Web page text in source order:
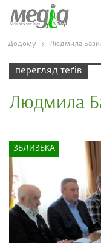
Додому Людмила
перегляд теґів
Людмила
ЗБЛИЗЬКА